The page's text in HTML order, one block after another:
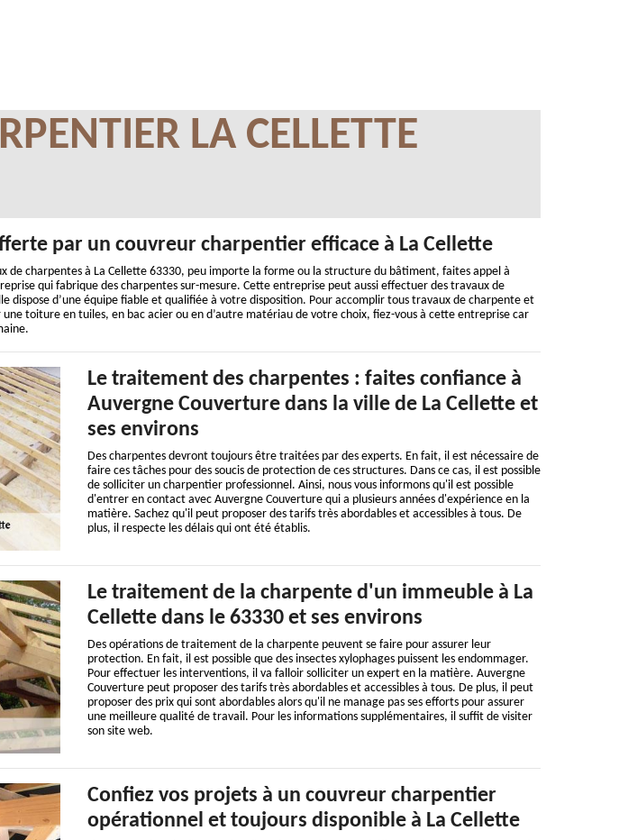
LA CELLETTE
par un couvreur charpentier efficace à La Cellette
de charpentes à La Cellette 63330, peu importe la forme ou la structure du bâtiment, faites appel à
qui fabrique des charpentes sur-mesure. Cette entreprise peut aussi effectuer des travaux de
dispose d’une équipe fiable et qualifiée à votre disposition. Pour accomplir tous travaux de charpente et
toiture en tuiles, en bac acier ou en d’autre matériau de votre choix, fiez-vous à cette entreprise car
Le traitement des charpentes : faites confiance à
Auvergne Couverture dans la ville de La Cellette et
ses environs
Des charpentes devront toujours être traitées par des experts. En fait, il est nécessaire de
faire ces tâches pour des soucis de protection de ces structures. Dans ce cas, il est possible
de solliciter un charpentier professionnel. Ainsi, nous vous informons qu'il est possible
d'entrer en contact avec Auvergne Couverture qui a plusieurs années d'expérience en la
matière. Sachez qu'il peut proposer des tarifs très abordables et accessibles à tous. De
plus, il respecte les délais qui ont été établis.
Le traitement de la charpente d'un immeuble à La
Cellette dans le 63330 et ses environs
Des opérations de traitement de la charpente peuvent se faire pour assurer leur
protection. En fait, il est possible que des insectes xylophages puissent les endommager.
Pour effectuer les interventions, il va falloir solliciter un expert en la matière. Auvergne
Couverture peut proposer des tarifs très abordables et accessibles à tous. De plus, il peut
proposer des prix qui sont abordables alors qu'il ne manage pas ses efforts pour assurer
une meilleure qualité de travail. Pour les informations supplémentaires, il suffit de visiter
son site web.
Confiez vos projets à un couvreur charpentier
opérationnel et toujours disponible à La Cellette